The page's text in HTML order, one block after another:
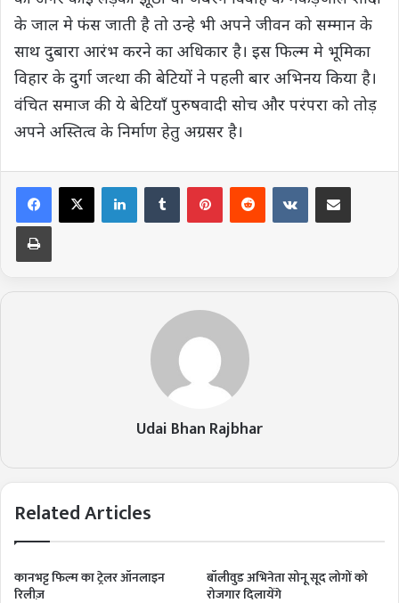
के जाल मे फंस जाती है तो उन्हे भी अपने जीवन को सम्मान के
साथ दुबारा आरंभ करने का अधिकार है। इस फिल्म मे भूमिका
विहार के दुर्गा जत्था की बेटियों ने पहली बार अभिनय किया है।
वंचित समाज की ये बेटियाँ पुरुषवादी सोच और परंपरा को तोड़
अपने अस्तित्व के निर्माण हेतु अग्रसर है।
LinkedIn VKontakte
Udai Bhan Rajbhar
Related Articles
कानभट्ट फिल्म का ट्रेलर ऑनलाइन
रिलीज़
बॉलीवुड अभिनेता सोनू सूद लोगों को
रोजगार दिलायेंगे